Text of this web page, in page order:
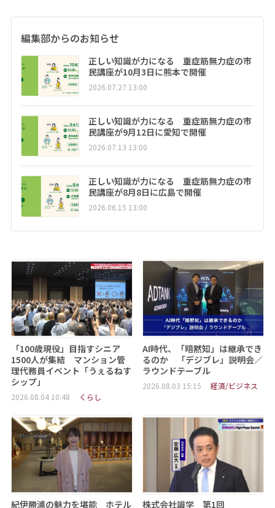
編集部からのお知らせ
正しい知識が力になる 重症筋無力症の市
民講座が10月3日に熊本で開催
2026.07.27 13:00
正しい知識が力になる 重症筋無力症の市
民講座が9月12日に愛知で開催
2026.07.13 13:00
正しい知識が力になる 重症筋無力症の市
民講座が8月8日に広島で開催
2026.06.15 13:00
「100歳現役」目指すシニア
1500人が集結 マンション管
理代務員イベント「うぇるねす
シップ」
2026.08.04 10:48 くらし
AI時代、「暗黙知」は継承でき
るのか 「デジブレ」説明会／
ラウンドテーブル
2026.08.03 15:15 経済/ビジネス
紀伊勝浦の魅力を堪能 ホテル
株式会社識学 第1回